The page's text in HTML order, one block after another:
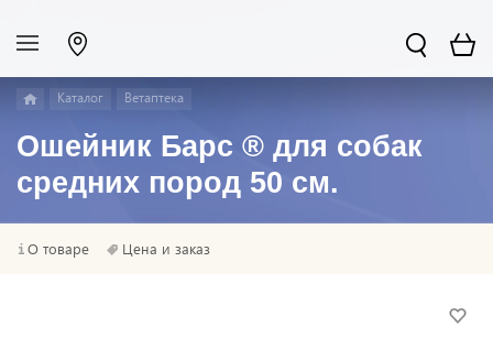
Каталог Ветаптека
Ошейник Барс ® для собак
средних пород 50 см.
О товаре Цена и заказ